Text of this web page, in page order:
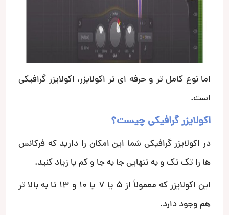
اما نوع کامل تر و حرفه ای تر اکولایزر، اکولایزر گرافیکی
است.
اکولایزر گرافیکی چیست؟
در اکولایزر گرافیکی شما این امکان را دارید که فرکانس
ها را تک تک و به تنهایی جا به جا و کم یا زیاد کنید.
این اکولایزر که معمولاََ از 5 یا 7 یا 10 و 13 تا به بالا تر
هم وجود دارد.